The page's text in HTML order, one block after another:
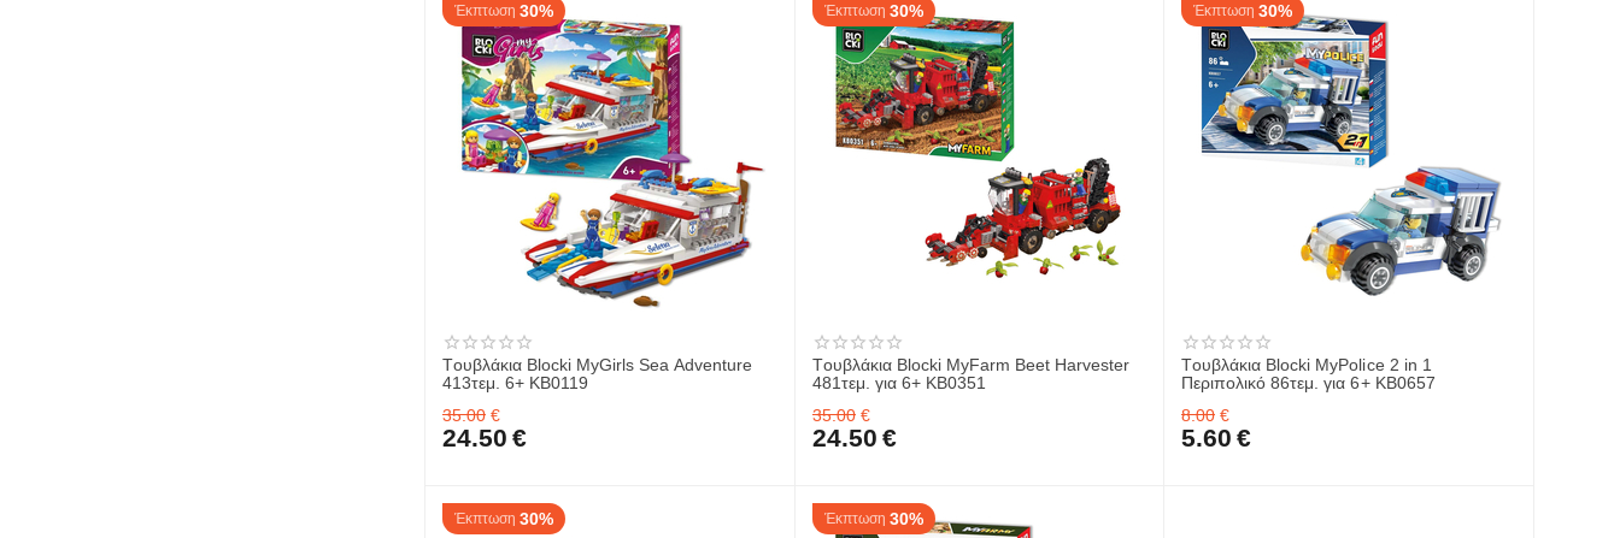
Έκπτωση 30%
Tουβλάκια Blocki MyGirls Sea Adventure
413τεμ. 6+ KB0119
35.00 €
24.50 €
Έκπτωση 30%
Tουβλάκια Blocki MyFarm Beet Harvester
481τεμ. για 6+ KB0351
35.00 €
24.50 €
Έκπτωση 30%
Tουβλάκια Blocki MyPolice 2 in 1
Περιπολικό 86τεμ. για 6+ KB0657
8.00 €
5.60 €
Έκπτωση 30% Έκπτωση 30%